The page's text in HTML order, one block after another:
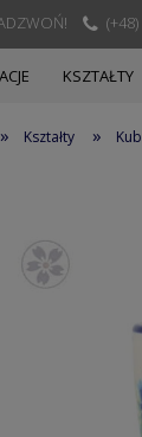
KSZTAŁTY
» Kształty »